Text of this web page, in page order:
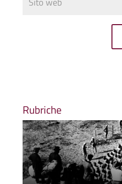
Rubriche